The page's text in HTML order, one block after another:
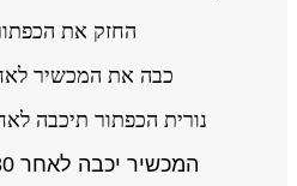
החזק את
6, כבה את המכשיר
7, נורית הכפתור תיכבה
8.המכשיר יכבה לאחר 180 שניות סרק